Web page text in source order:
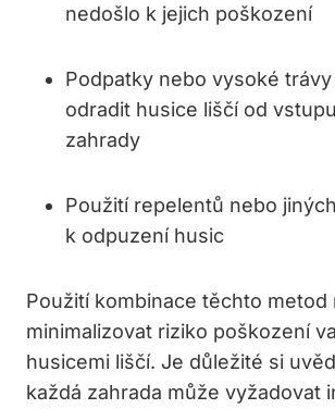
nedošlo ⁣k jejich poškození
Podpatky nebo vysoké
odradit husice liščí od
zahrady
Použití repelentů nebo
k odpuzení husic
Použití ​kombinace těchto metod‌
minimalizovat riziko poškození
husicemi liščí. Je důležité si
každá⁣ zahrada ‌může vyžadovat